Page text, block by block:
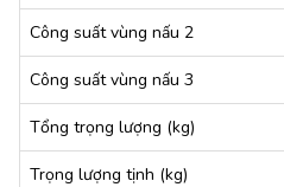
Công suất vùng nấu 2
Công suất vùng nấu 3
Tổng trọng lượng (kg)
Trọng lượng tịnh (kg)